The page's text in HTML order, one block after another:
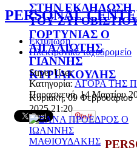
ΣΤΗΝ ΕΚΔΗΛΩΣΗ
ΤΟΥ
ΓΟΡΤΥΝΙΑΣ Ο
ΑΙΓΑΛΙΩΤΗΣ
ΓΙΑΝΝΗΣ
ΚΥΡΙΑΚΟΥΛΗΣ
Κυριακή, 09 Φεβρουαρίου
2025 21:20
PERSONAL
Εκτύπωση
Ηλεκτρονικό ταχυδρομείο
Super User
Κατηγορία: ΑΓΟΡΑ ΤΗΣ
Παρασκευή, 14 Μαρτίου